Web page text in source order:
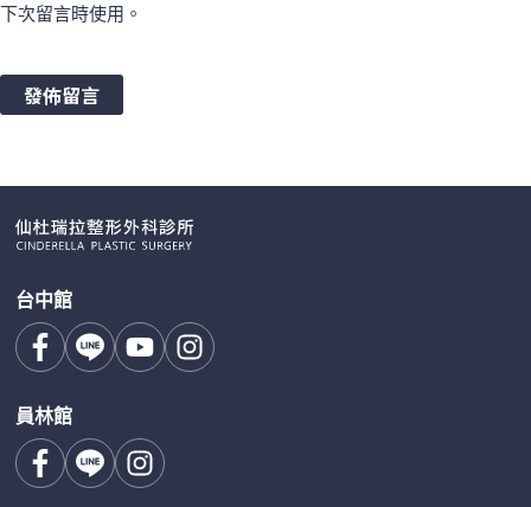
下次留言時使用。
發佈留言
台中館
員林館